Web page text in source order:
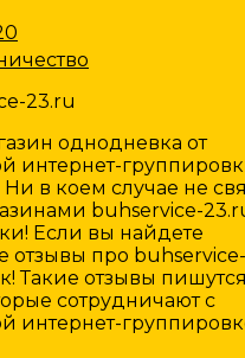
однодневка от
интернет-
в коем случае не
buhservice-
Если вы найдете
отзывы про
Такие отзывы
сотрудничают с
интернет-